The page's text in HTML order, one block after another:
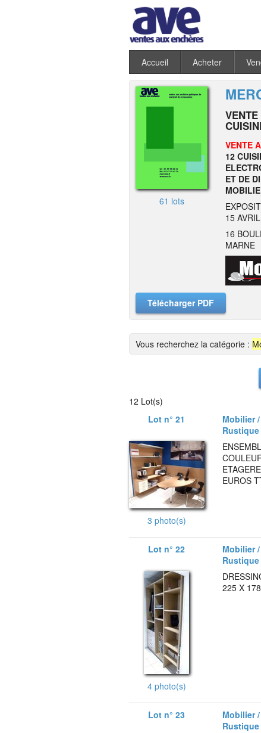
Accueil Acheter
61 lots
VENTE
12
ET DE
15
16
MARNE
Télécharger PDF
Vous recherchez la catégorie :
12 Lot(s)
Lot n° 21
Mobilier
Rustique
3 photo(s)
EUROS
Lot n° 22
Mobilier
Rustique
4 photo(s)
225 X
Lot n° 23
Mobilier
Rustique